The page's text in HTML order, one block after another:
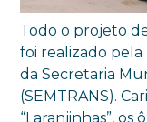
Todo o projeto
foi realizado
da Secretaria
(SEMTRANS).
“Laranjinhas”,